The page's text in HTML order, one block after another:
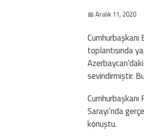
📅 Aralık 11, 2020
toplantısında
sevindirmiştir.
Sarayı’nda
konuştu.